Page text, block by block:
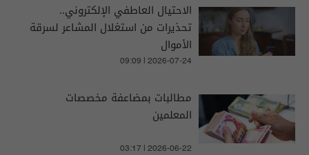
الاحتيال العاطفي الإلكتروني..
تحذيرات من استغلال المشاعر لسرقة
الأموال
09:09 | 2026-07-24
مطالبات بمضاعفة مخصصات
المعلمين
03:17 | 2026-06-22